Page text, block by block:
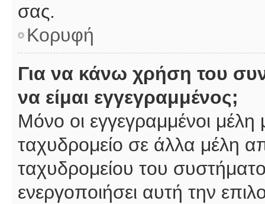
σας.
Κορυφή
Για να κάνω χρήση του
να είμαι εγγεγραμμένος;
Μόνο οι εγγεγραμμένοι
ταχυδρομείο σε άλλα μέλη
ταχυδρομείου του
ενεργοποιήσει αυτή την